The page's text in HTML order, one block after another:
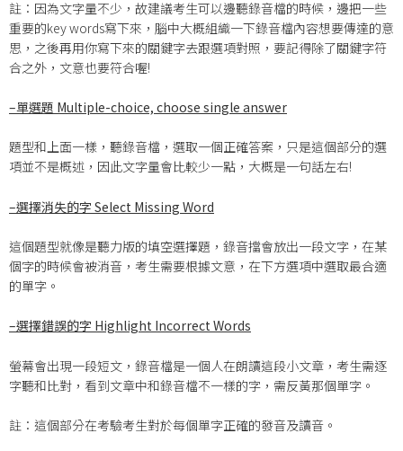
註：因為文字量不少，故建議考生可以邊聽錄音檔的時候，邊把一些
重要的key words寫下來，腦中大概組織一下錄音檔內容想要傳達的意
思，之後再用你寫下來的關鍵字去跟選項對照，要記得除了關鍵字符
合之外，文意也要符合喔!
–單選題 Multiple-choice, choose single answer
題型和上面一樣，聽錄音檔，選取一個正確答案，只是這個部分的選
項並不是概述，因此文字量會比較少一點，大概是一句話左右!
–選擇消失的字 Select Missing Word
這個題型就像是聽力版的填空選擇題，錄音擋會放出一段文字，在某
個字的時候會被消音，考生需要根據文意，在下方選項中選取最合適
的單字。
–選擇錯誤的字 Highlight Incorrect Words
螢幕會出現一段短文，錄音檔是一個人在朗讀這段小文章，考生需逐
字聽和比對，看到文章中和錄音檔不一樣的字，需反黃那個單字。
註：這個部分在考驗考生對於每個單字正確的發音及讀音。